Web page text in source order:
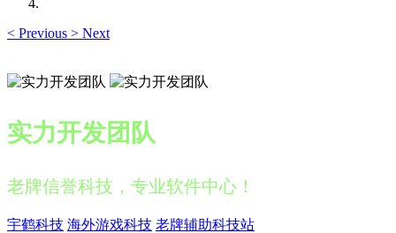
< Previous > Next
实力开发团队
老牌信誉科技，专业软件中心！
宇鹤科技 海外游戏科技 老牌辅助科技站